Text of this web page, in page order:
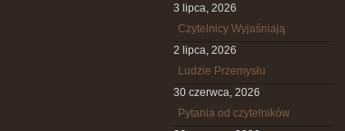
3 lipca, 2026
Czytelnicy Wyjaśniają
2 lipca, 2026
Ludzie Przemysłu
30 czerwca, 2026
Pytania od czytelników